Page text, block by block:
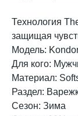
Технология
защищая
Модель:
Для кого:
Материал:
Раздел:
Сезон: Зима